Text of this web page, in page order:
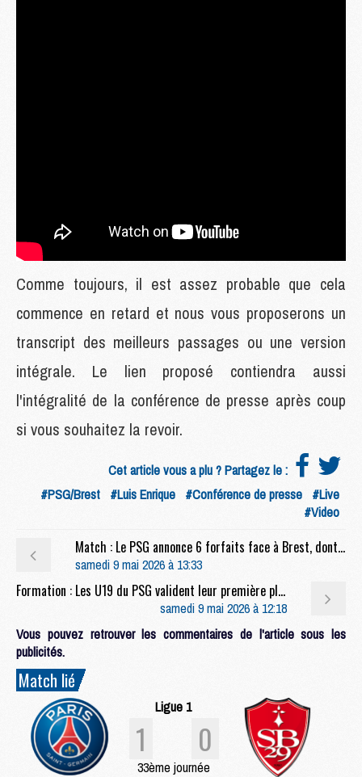
Comme toujours, il est assez probable que cela
commence en retard et nous vous proposerons un
transcript des meilleurs passages ou une version
intégrale. Le lien proposé contiendra aussi
l'intégralité de la conférence de presse après coup
si vous souhaitez la revoir.
Cet article vous a plu ? Partagez le :
#PSG/Brest #Luis Enrique #Conférence de presse #Live
#Video
Match : Le PSG annonce 6 forfaits face à Brest, dont Pacho
samedi 9 mai 2026 à 13:33
Formation : Les U19 du PSG valident leur première place
samedi 9 mai 2026 à 12:18
Vous pouvez retrouver les commentaires de l'article sous les
publicités.
Match lié
Ligue 1
1 0
33ème journée